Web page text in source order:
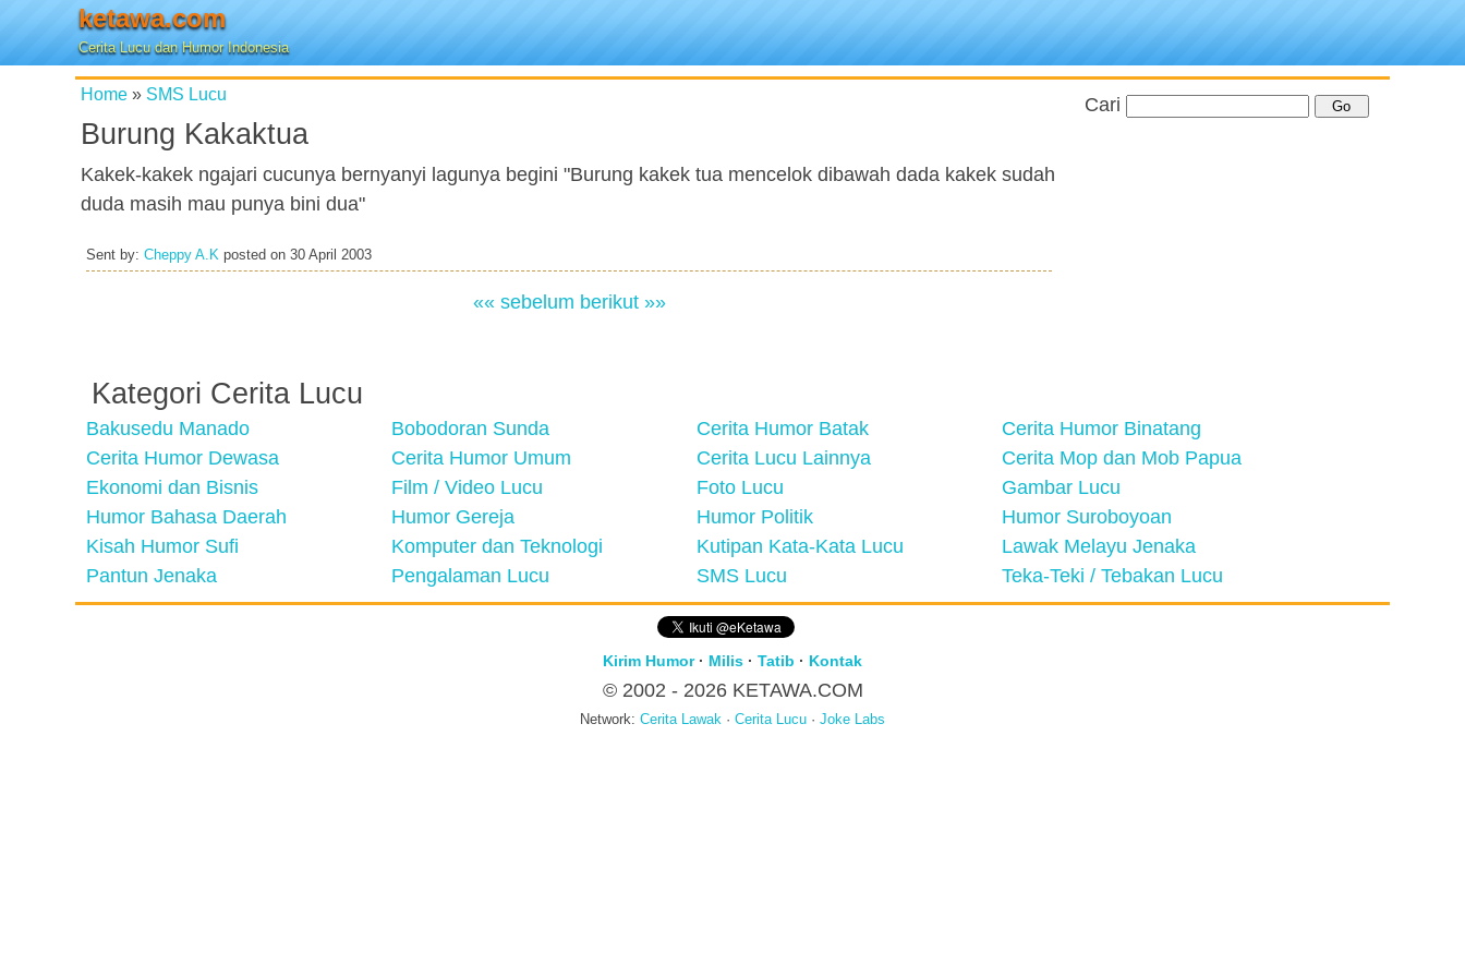
ketawa.com
Cerita Lucu dan Humor Indonesia
Home » SMS Lucu
Burung Kakaktua
Kakek-kakek ngajari cucunya bernyanyi lagunya begini "Burung kakek tua mencelok dibawah dada kakek sudah
duda masih mau punya bini dua"
Sent by: Cheppy A.K posted on 30 April 2003
«« sebelum berikut »»
Cari
Kategori Cerita Lucu
Bakusedu Manado Bobodoran Sunda Cerita Humor Batak
Cerita Humor Binatang
Cerita Humor Dewasa
Cerita Humor Umum Cerita Lucu Lainnya
Cerita Mop dan Mob Papua
Ekonomi dan Bisnis
Film / Video Lucu Foto Lucu
Gambar Lucu
Humor Bahasa Daerah
Humor Gereja Humor Politik
Humor Suroboyoan
Kisah Humor Sufi
Komputer dan Teknologi Kutipan Kata-Kata Lucu
Lawak Melayu Jenaka
Pantun Jenaka
Pengalaman Lucu SMS Lucu Teka-Teki / Tebakan Lucu
Kirim Humor· Milis · Tatib · Kontak
© 2002 - 2026 KETAWA.COM
Network: Cerita Lawak · Cerita Lucu · Joke Labs